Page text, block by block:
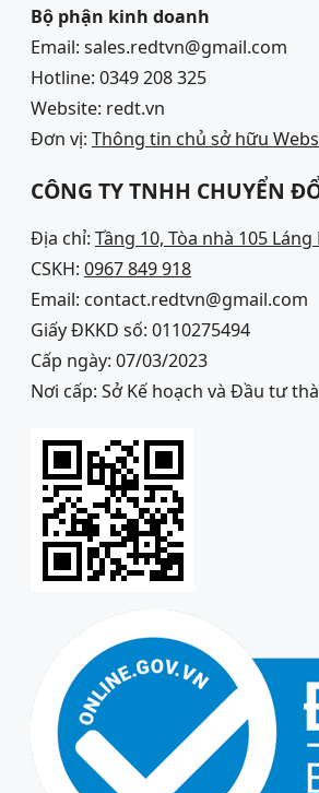
Bộ phận kinh doanh
Email: sales.redtvn@gmail.com
Hotline: 0349 208 325
Website: redt.vn
Đơn vị: Thông tin chủ sở hữu
CÔNG TY TNHH CHUYỂN
Địa chỉ: Tầng 10, Tòa nhà 105
CSKH: 0967 849 918
Email: contact.redtvn@gmail.com
Giấy ĐKKD số: 0110275494
Cấp ngày: 07/03/2023
Nơi cấp: Sở Kế hoạch và Đầu tư